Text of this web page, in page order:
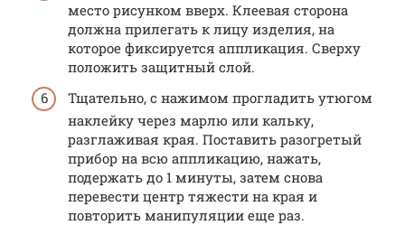
место рисунком вверх. Клеевая сторона
должна прилегать к лицу изделия, на
которое фиксируется аппликация. Сверху
положить защитный слой.
Тщательно, с нажимом прогладить утюгом
наклейку через марлю или кальку,
разглаживая края. Поставить разогретый
прибор на всю аппликацию, нажать,
подержать до 1 минуты, затем снова
перевести центр тяжести на края и
повторить манипуляции еще раз.